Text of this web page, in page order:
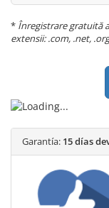
* Înregistrare gratuită
extensii: .com, .net,
Garantía: 15 días